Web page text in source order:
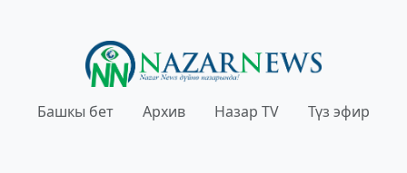
Башкы бет Архив Назар TV Түз эфир